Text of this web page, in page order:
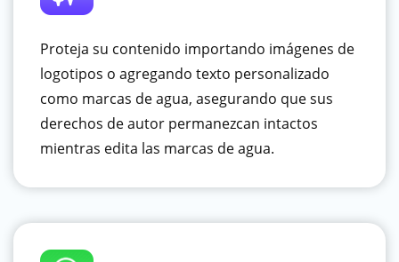
Proteja su contenido importando imágenes de
logotipos o agregando texto personalizado
como marcas de agua, asegurando que sus
derechos de autor permanezcan intactos
mientras edita las marcas de agua.